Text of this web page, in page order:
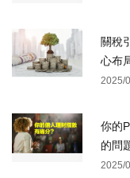
關稅
心布
2025/
你的
的問
2025/